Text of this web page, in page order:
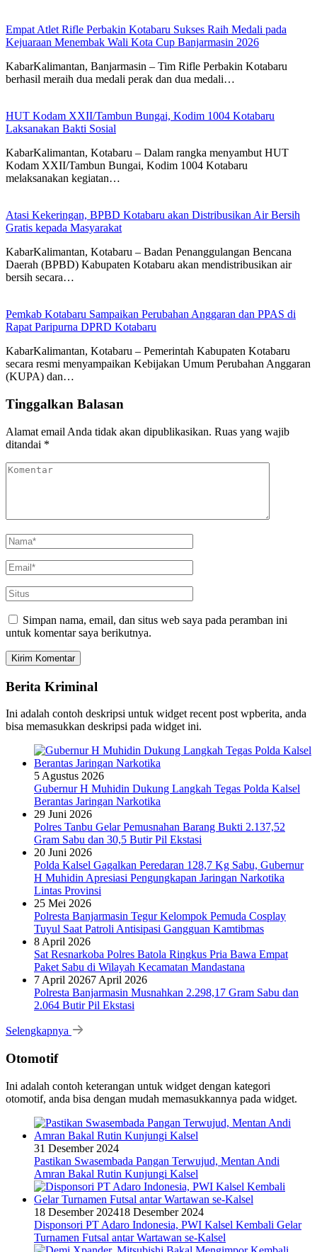
Empat Atlet Rifle Perbakin Kotabaru Sukses Raih Medali pada
Kejuaraan Menembak Wali Kota Cup Banjarmasin 2026
KabarKalimantan, Banjarmasin – Tim Rifle Perbakin Kotabaru
berhasil meraih dua medali perak dan dua medali…
HUT Kodam XXII/Tambun Bungai, Kodim 1004 Kotabaru
Laksanakan Bakti Sosial
KabarKalimantan, Kotabaru – Dalam rangka menyambut HUT
Kodam XXII/Tambun Bungai, Kodim 1004 Kotabaru
melaksanakan kegiatan…
Atasi Kekeringan, BPBD Kotabaru akan Distribusikan Air Bersih
Gratis kepada Masyarakat
KabarKalimantan, Kotabaru – Badan Penanggulangan Bencana
Daerah (BPBD) Kabupaten Kotabaru akan mendistribusikan air
bersih secara…
Pemkab Kotabaru Sampaikan Perubahan Anggaran dan PPAS di
Rapat Paripurna DPRD Kotabaru
KabarKalimantan, Kotabaru – Pemerintah Kabupaten Kotabaru
secara resmi menyampaikan Kebijakan Umum Perubahan Anggaran
(KUPA) dan…
Tinggalkan Balasan
Alamat email Anda tidak akan dipublikasikan. Ruas yang wajib
ditandai *
Simpan nama, email, dan situs web saya pada peramban ini
untuk komentar saya berikutnya.
Berita Kriminal
Ini adalah contoh deskripsi untuk widget recent post wpberita, anda
bisa memasukkan deskripsi pada widget ini.
5 Agustus 2026
Gubernur H Muhidin Dukung Langkah Tegas Polda Kalsel
Berantas Jaringan Narkotika
29 Juni 2026
Polres Tanbu Gelar Pemusnahan Barang Bukti 2.137,52
Gram Sabu dan 30,5 Butir Pil Ekstasi
20 Juni 2026
Polda Kalsel Gagalkan Peredaran 128,7 Kg Sabu, Gubernur
H Muhidin Apresiasi Pengungkapan Jaringan Narkotika
Lintas Provinsi
25 Mei 2026
Polresta Banjarmasin Tegur Kelompok Pemuda Cosplay
Tuyul Saat Patroli Antisipasi Gangguan Kamtibmas
8 April 2026
Sat Resnarkoba Polres Batola Ringkus Pria Bawa Empat
Paket Sabu di Wilayah Kecamatan Mandastana
7 April 20267 April 2026
Polresta Banjarmasin Musnahkan 2.298,17 Gram Sabu dan
2.064 Butir Pil Ekstasi
Selengkapnya
Otomotif
Ini adalah contoh keterangan untuk widget dengan kategori
otomotif, anda bisa dengan mudah memasukkannya pada widget.
31 Desember 2024
Pastikan Swasembada Pangan Terwujud, Mentan Andi
Amran Bakal Rutin Kunjungi Kalsel
18 Desember 202418 Desember 2024
Disponsori PT Adaro Indonesia, PWI Kalsel Kembali Gelar
Turnamen Futsal antar Wartawan se-Kalsel